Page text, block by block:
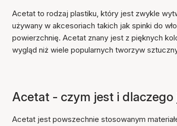
Acetat to rodzaj plastiku, który jest zwykle
używany w akcesoriach takich jak spinki do
powierzchnię. Acetat znany jest z pięknych
wygląd niż wiele popularnych tworzyw
Acetat - czym jest i
Acetat jest powszechnie stosowanym